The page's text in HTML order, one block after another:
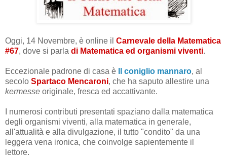
Oggi, 14 Novembre, è online il Carnevale della Matematica
#67, dove si parla di Matematica ed organismi viventi.
Eccezionale padrone di casa è Il coniglio mannaro, al
secolo Spartaco Mencaroni, che ha saputo allestire una
kermesse originale, fresca ed accattivante.
I numerosi contributi presentati spaziano dalla matematica
degli organismi viventi, alla matematica in generale,
all'attualità e alla divulgazione, il tutto "condito" da una
leggera vena ironica, che coinvolge sapientemente il
lettore.